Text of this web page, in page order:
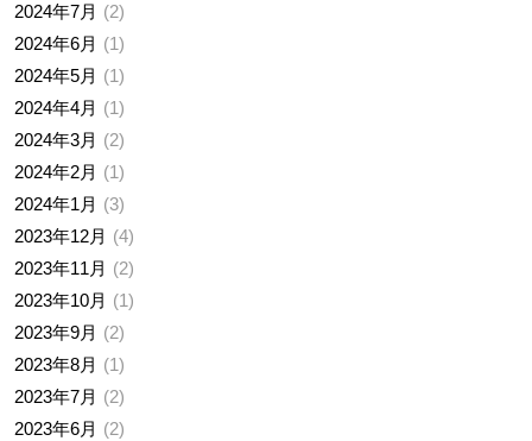
2024年7月
2
2024年6月
1
2024年5月
1
2024年4月
1
2024年3月
2
2024年2月
1
2024年1月
3
2023年12月
4
2023年11月
2
2023年10月
1
2023年9月
2
2023年8月
1
2023年7月
2
2023年6月
2